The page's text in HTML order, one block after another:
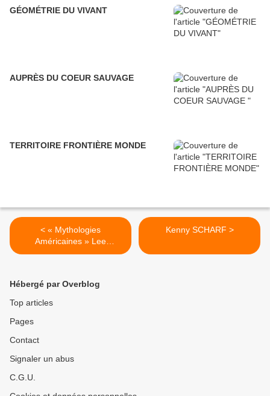
GÉOMÉTRIE DU VIVANT
AUPRÈS DU COEUR SAUVAGE
TERRITOIRE FRONTIÈRE MONDE
< « Mythologies
Américaines » Lee
LOZANO « Strike" (1)
Kenny SCHARF >
Hébergé par Overblog
Top articles
Pages
Contact
Signaler un abus
C.G.U.